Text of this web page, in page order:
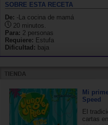
SOBRE ESTA RECETA
De: -La cocina de mamá
20 minutos.
Para: 2 personas
Requiere: Estufa
Dificultad: baja
Mi
Speed
El
cartas